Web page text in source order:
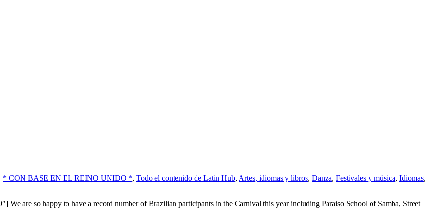
, * CON BASE EN EL REINO UNIDO *, Todo el contenido de Latin Hub, Artes, idiomas y libros, Danza, Festivales y música, Idiomas,
are so happy to have a record number of Brazilian participants in the Carnival this year including Paraiso School of Samba, Street